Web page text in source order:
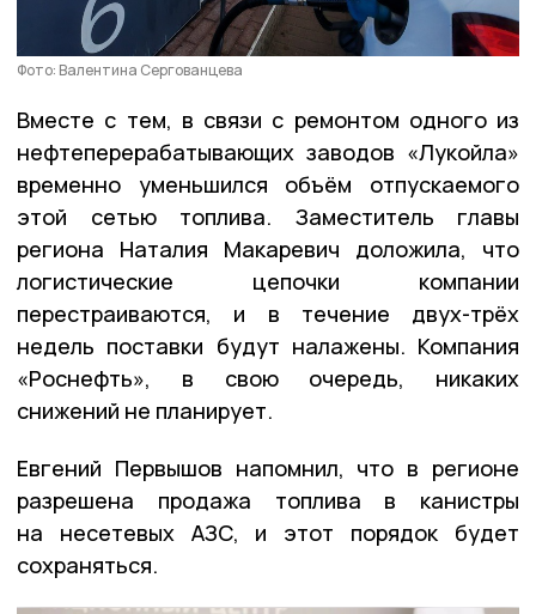
Фото: Валентина Сергованцева
Вместе с тем, в связи с ремонтом одного из
нефтеперерабатывающих заводов «Лукойла»
временно уменьшился объём отпускаемого
этой сетью топлива. Заместитель главы
региона Наталия Макаревич доложила, что
логистические цепочки компании
перестраиваются, и в течение двух-трёх
недель поставки будут налажены. Компания
«Роснефть», в свою очередь, никаких
снижений не планирует.
Евгений Первышов напомнил, что в регионе
разрешена продажа топлива в канистры
на несетевых АЗС, и этот порядок будет
сохраняться.